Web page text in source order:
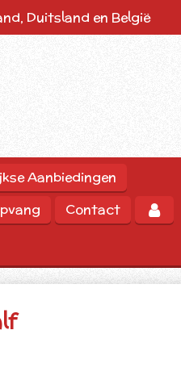
Duitsland en België
Aanbiedingen
Contact